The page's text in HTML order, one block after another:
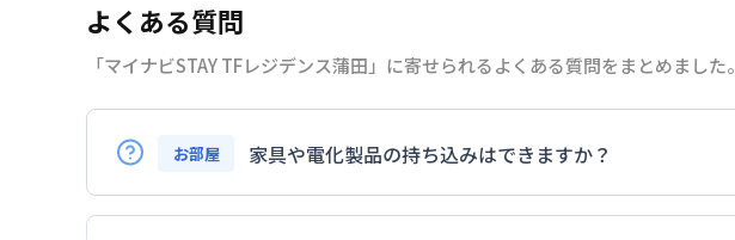
情報更新日 2026年7月24日
よくある質問
「マイナビSTAY TFレジデンス蒲田」に寄せられるよくある質問をまとめました。
お部屋
家具や電化製品の持ち込みはできますか？
お持ち込みいただけます。